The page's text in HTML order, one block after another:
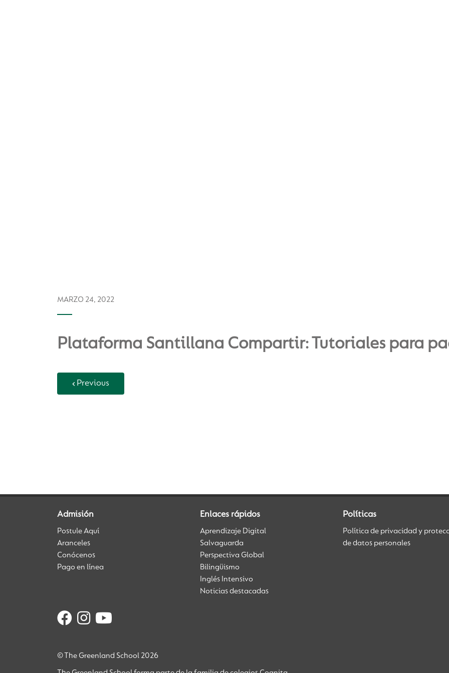
MARZO 24, 2022
Plataforma Santillana Compartir: Tutoriales para
Previous
Admisión
Postule Aquí
Aranceles
Conócenos
Pago en línea
Enlaces rápidos
Aprendizaje Digital
Salvaguarda
Perspectiva Global
Bilingüismo
Inglés Intensivo
Noticias destacadas
Políticas
Política de privacidad y
de datos personales
© The Greenland School 2026